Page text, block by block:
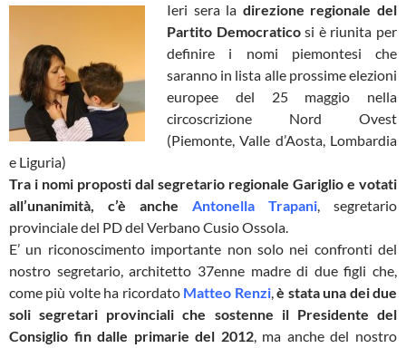
Ieri sera la direzione regionale del
Partito Democraticosi è riunita per
definire i nomi piemontesi che
saranno in lista alle prossime elezioni
europee del 25 maggio nella
circoscrizione Nord Ovest
(Piemonte, Valle d’Aosta, Lombardia
e Liguria)
Tra i nomi proposti dal segretario regionale Gariglio e votati
all’unanimità, c’è anche Antonella Trapani, segretario
provinciale del PD del Verbano Cusio Ossola.
E’ un riconoscimento importante non solo nei confronti del
nostro segretario, architetto 37enne madre di due figli che,
come più volte ha ricordato Matteo Renzi,è stata una dei due
soli segretari provinciali che sostenne il Presidente del
Consiglio fin dalle primarie del 2012, ma anche del nostro